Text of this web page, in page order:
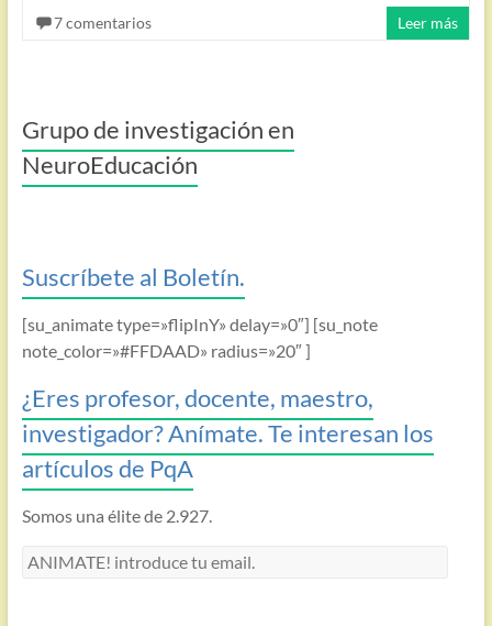
7 comentarios
Leer más
Grupo de investigación en
NeuroEducación
Suscríbete al Boletín.
[su_animate type=»flipInY» delay=»0″] [su_note
note_color=»#FFDAAD» radius=»20″ ]
¿Eres profesor, docente, maestro,
investigador? Anímate. Te interesan los
artículos de PqA
Somos una élite de 2.927.
ANIMATE!